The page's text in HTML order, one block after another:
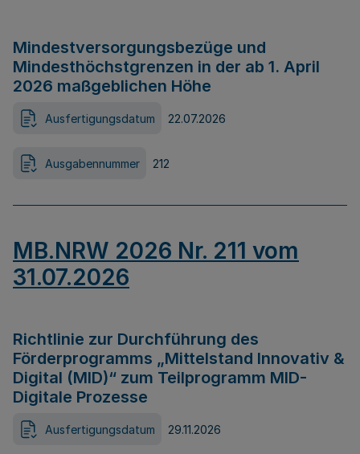
Mindestversorgungsbezüge und
Mindesthöchstgrenzen in der ab 1. April
2026 maßgeblichen Höhe
Ausfertigungsdatum 22.07.2026
Ausgabennummer 212
MB.NRW 2026 Nr. 211 vom
31.07.2026
Richtlinie zur Durchführung des
Förderprogramms „Mittelstand Innovativ &
Digital (MID)“ zum Teilprogramm MID-
Digitale Prozesse
Ausfertigungsdatum 29.11.2026